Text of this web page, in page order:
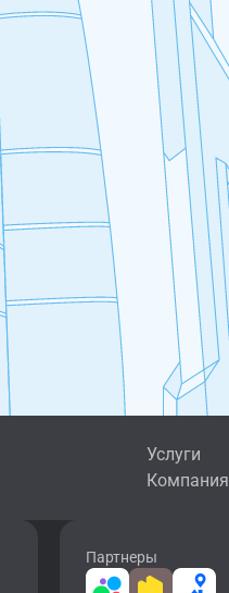
Услуги
Компания
Партнеры